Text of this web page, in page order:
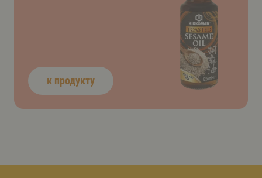
к продукту